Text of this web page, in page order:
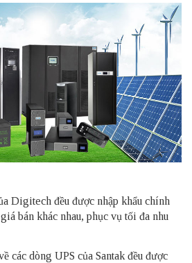
Digitech đều được nhập khẩu chính
bán khác nhau, phục vụ tối đa nhu
các dòng UPS của Santak đều được